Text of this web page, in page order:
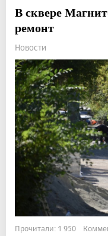
В сквере
ремонт
Новости
Прочитали: 1 950